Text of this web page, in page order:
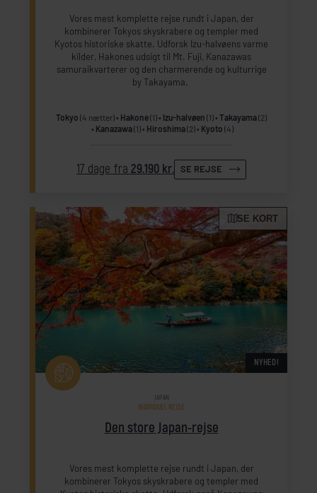
Vores mest komplette rejse rundt i Japan, der
kombinerer Tokyos skyskrabere og templer med
Kyotos historiske skatte. Udforsk Izu-halvøens varme
kilder, Hakones udsigt til Mt. Fuji, Kanazawas
samuraikvarterer og den charmerende og kulturrige
by Takayama.
Tokyo (4 nætter) Hakone(1) Izu-halvøen (1) Takayama(2)
Kanazawa(1) Hiroshima(2) Kyoto (4)
17 dage fra 29.190 kr. SE REJSE
SE KORT
NYHED!
Den store Japan-rejse
JAPAN
INDIVIDUEL REJSE
Vores mest komplette rejse rundt i Japan, der
kombinerer Tokyos skyskrabere og templer med